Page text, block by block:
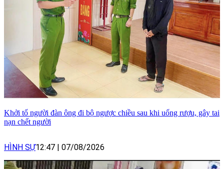
Khởi tố người đàn ông đi bộ ngược chiều sau khi uống rượu, gây tai
nạn chết người
HÌNH SỰ12:47 | 07/08/2026